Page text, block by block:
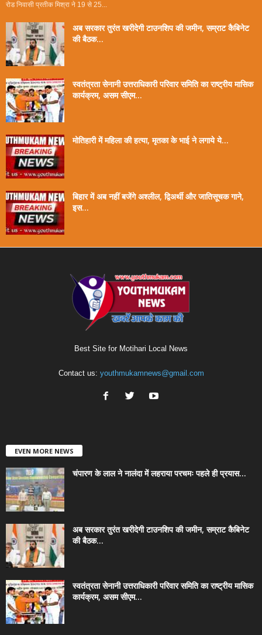
रोड निवासी प्रतीक मिश्रा ने 19 से 25...
अब सरकार तुरंत खरीदेगी टाउनशिप की जमीन, सम्राट कैबिनेट
की बैठक...
स्वतंत्रता सेनानी उत्तराधिकारी परिवार समिति का राष्ट्रीय मासिक
कार्यक्रम, असम सीएम...
मोतिहारी में महिला की हत्या, मृतका के भाई ने लगाये ये...
बिहार में अब नहीं बजेंगे अश्लील, द्विअर्थी और जातिसूचक गाने,
इस...
Best Site for Motihari Local News
Contact us: youthmukamnews@gmail.com
EVEN MORE NEWS
चंपारण के लाल ने नालंदा में लहराया परचमः पहले ही प्रयास...
अब सरकार तुरंत खरीदेगी टाउनशिप की जमीन, सम्राट कैबिनेट
की बैठक...
स्वतंत्रता सेनानी उत्तराधिकारी परिवार समिति का राष्ट्रीय मासिक
कार्यक्रम, असम सीएम...